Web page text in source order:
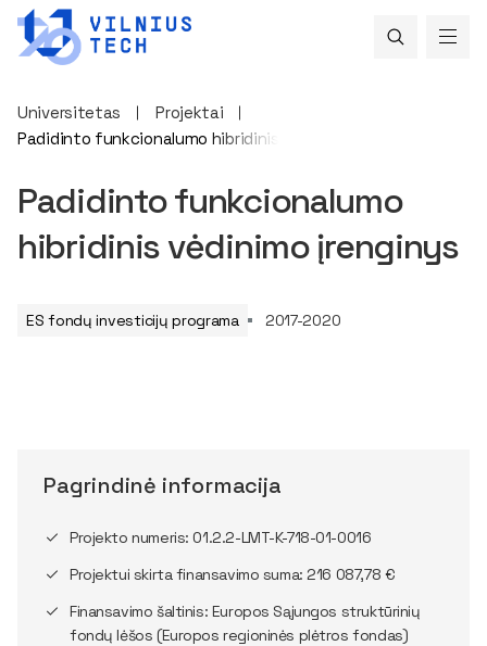
Universitetas
Projektai
Padidinto funkcionalumo hibridinis vėdinimo įrenginys
Padidinto funkcionalumo
hibridinis vėdinimo įrenginys
ES fondų investicijų programa 2017-2020
Pagrindinė informacija
Projekto numeris: 01.2.2-LMT-K-718-01-0016
Projektui skirta finansavimo suma: 216 087,78 €
Finansavimo šaltinis: Europos Sąjungos struktūrinių
fondų lėšos (Europos regioninės plėtros fondas)